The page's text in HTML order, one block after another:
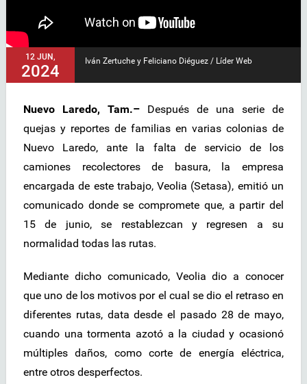
12 JUN,
2024
Iván Zertuche y Feliciano Diéguez / Líder Web
Nuevo Laredo, Tam.– Después de una serie de
quejas y reportes de familias en varias colonias de
Nuevo Laredo, ante la falta de servicio de los
camiones recolectores de basura, la empresa
encargada de este trabajo, Veolia (Setasa), emitió un
comunicado donde se compromete que, a partir del
15 de junio, se restablezcan y regresen a su
normalidad todas las rutas.
Mediante dicho comunicado, Veolia dio a conocer
que uno de los motivos por el cual se dio el retraso en
diferentes rutas, data desde el pasado 28 de mayo,
cuando una tormenta azotó a la ciudad y ocasionó
múltiples daños, como corte de energía eléctrica,
entre otros desperfectos.